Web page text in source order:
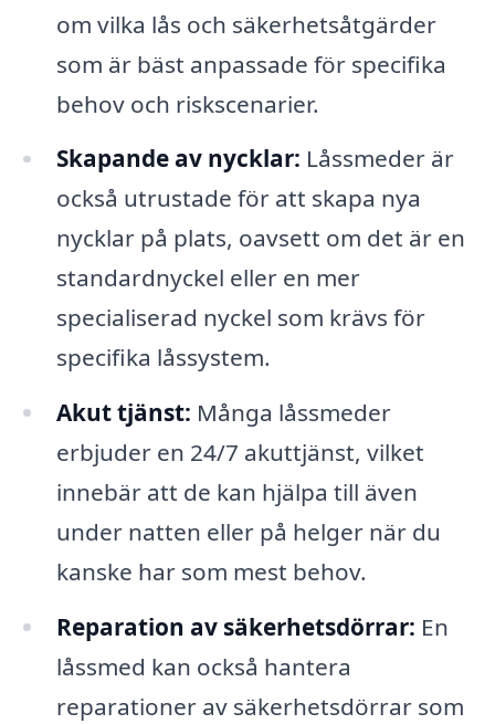
om vilka lås och säkerhetsåtgärder
som är bäst anpassade för specifika
behov och riskscenarier.
Skapande av nycklar: Låssmeder är
också utrustade för att skapa nya
nycklar på plats, oavsett om det är en
standardnyckel eller en mer
specialiserad nyckel som krävs för
specifika låssystem.
Akut tjänst: Många låssmeder
erbjuder en 24/7 akuttjänst, vilket
innebär att de kan hjälpa till även
under natten eller på helger när du
kanske har som mest behov.
Reparation av säkerhetsdörrar: En
låssmed kan också hantera
reparationer av säkerhetsdörrar som